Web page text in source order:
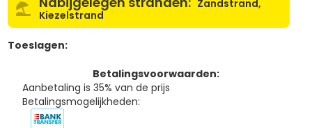
Zandstrand,
Kiezelstrand
Toeslagen:
Betalingsvoorwaarden:
Aanbetaling is 35% van de prijs
Betalingsmogelijkheden: